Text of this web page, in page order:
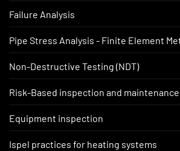
Failure Analysis
Pipe Stress Analysis - Finite Element
Non-Destructive Testing (NDT)
Risk-Based inspection and maintenance
Equipment inspection
Ispel practices for heating systems